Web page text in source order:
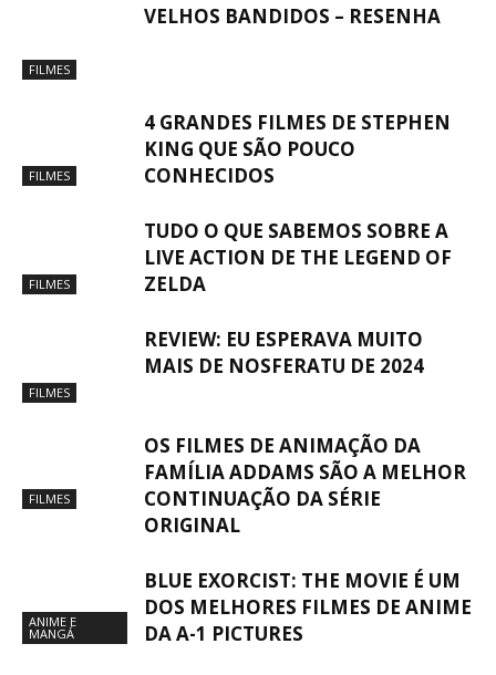
FILMES
VELHOS BANDIDOS – RESENHA
FILMES
4 GRANDES FILMES DE STEPHEN
KING QUE SÃO POUCO
CONHECIDOS
FILMES
TUDO O QUE SABEMOS SOBRE A
LIVE ACTION DE THE LEGEND OF
ZELDA
FILMES
REVIEW: EU ESPERAVA MUITO
MAIS DE NOSFERATU DE 2024
FILMES
OS FILMES DE ANIMAÇÃO DA
FAMÍLIA ADDAMS SÃO A MELHOR
CONTINUAÇÃO DA SÉRIE
ORIGINAL
ANIME E
MANGÁ
BLUE EXORCIST: THE MOVIE É UM
DOS MELHORES FILMES DE ANIME
DA A-1 PICTURES